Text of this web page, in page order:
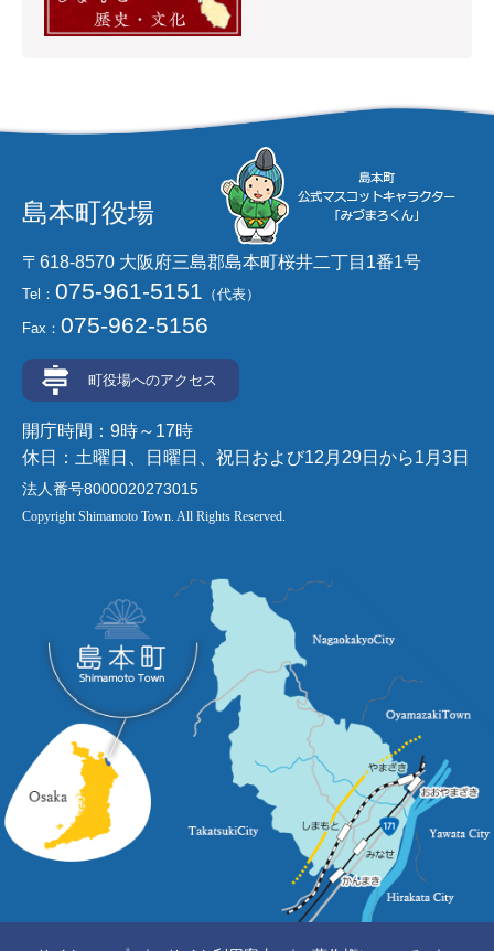
島本町役場
〒618-8570 大阪府三島郡島本町桜井二丁目1番1号
Tel： 075-961-5151 （代表）
Fax： 075-962-5156
町役場へのアクセス
開庁時間：9時～17時
休日：土曜日、日曜日、祝日および12月29日から1月3日
法人番号8000020273015
Copyright Shimamoto Town. All Rights Reserved.